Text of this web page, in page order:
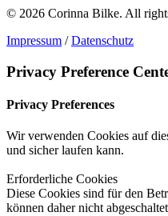
© 2026 Corinna Bilke. All
Impressum /Datenschutz
Privacy Preference
Privacy Preferences
Wir verwenden Cookies auf
und sicher laufen kann.
Erforderliche Cookies
Diese Cookies sind für den
können daher nicht